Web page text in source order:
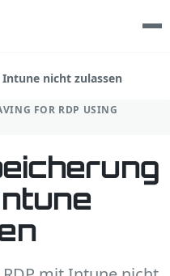
nicht zulassen
FOR RDP USING